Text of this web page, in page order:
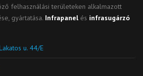
felhasználási területeken alkalmazott
gyártatása. Infrapanel és infrasugárzó
u. 44/E